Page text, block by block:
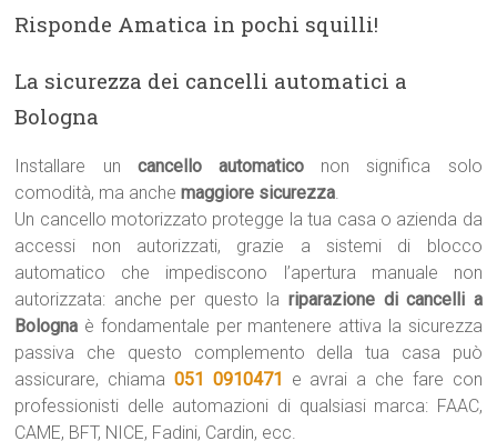
Risponde Amatica in pochi squilli!
La sicurezza dei cancelli automatici a
Bologna
Installare un cancello automatico non significa solo
comodità, ma anchemaggiore sicurezza.
Un cancello motorizzato protegge la tua casa o azienda da
accessi non autorizzati, grazie a sistemi di blocco
automatico che impediscono l’apertura manuale non
autorizzata: anche per questo lariparazione di cancelli a
Bologna è fondamentale per mantenere attiva la sicurezza
passiva che questo complemento della tua casa può
assicurare, chiama051 0910471 e avrai a che fare con
professionisti delle automazioni di qualsiasi marca: FAAC,
CAME, BFT, NICE, Fadini, Cardin, ecc.